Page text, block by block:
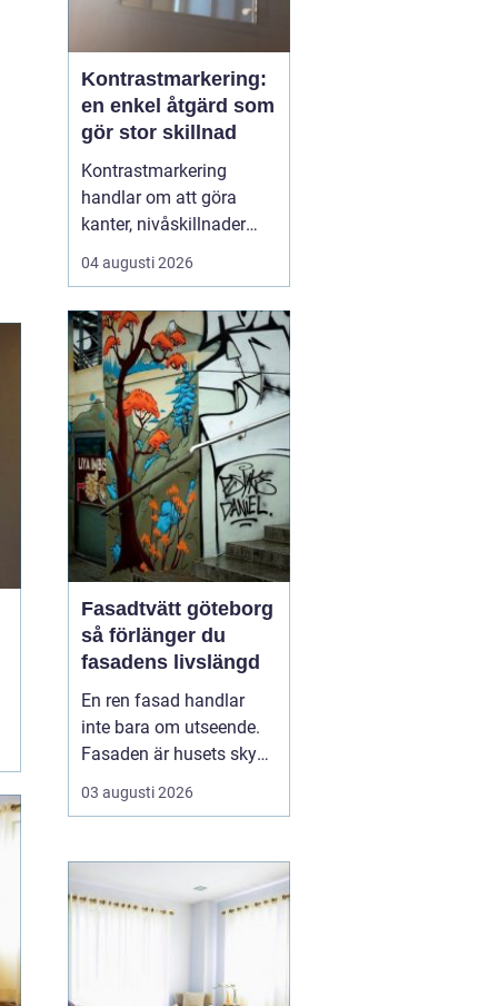
Kontrastmarkering:
en enkel åtgärd som
gör stor skillnad
Kontrastmarkering
handlar om att göra
kanter, nivåskillnader
och glasytor tydliga med
hjälp av färg och form.
risken för olyckor och
göra miljöer mer
tillgängliga för alla sä...
04 augusti 2026
Fasadtvätt göteborg
så förlänger du
fasadens livslängd
En ren fasad handlar
inte bara om utseende.
Fasaden är husets skydd
mot regn, vind, avgaser
och påväxt som alger
och påväxt får fäste
börjar materialen slitas
snabbare. Genom
Göteborg ...
03 augusti 2026